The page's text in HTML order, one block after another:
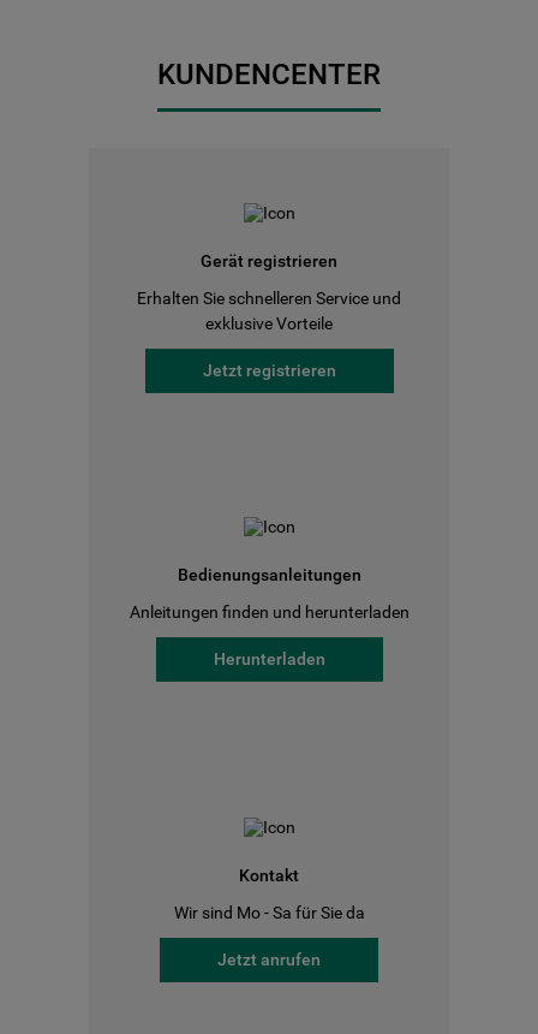
KUNDENCENTER
Gerät registrieren
Erhalten Sie schnelleren Service und
exklusive Vorteile
Jetzt registrieren
Bedienungsanleitungen
Anleitungen finden und herunterladen
Herunterladen
Kontakt
Wir sind Mo - Sa für Sie da
Jetzt anrufen